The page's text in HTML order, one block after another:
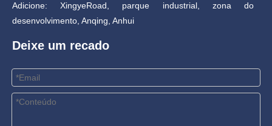
Adicione: XingyeRoad, parque industrial, zona do
desenvolvimento, Anqing, Anhui
Deixe um recado